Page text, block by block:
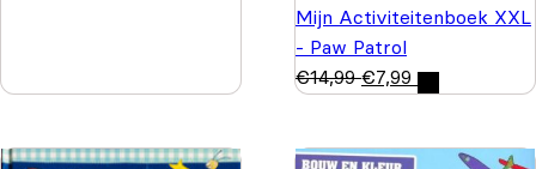
Mijn Activiteitenboek XXL
- Paw Patrol
€14,99 €7,99